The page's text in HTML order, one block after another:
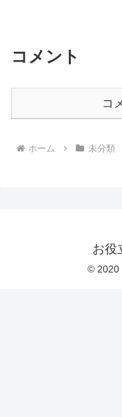
コメント
コ
ホーム 未分類
お役
© 2020